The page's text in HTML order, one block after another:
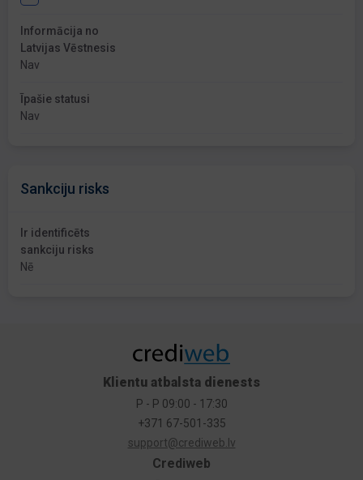
Informācija no
Latvijas Vēstnesis
Nav
Īpašie statusi
Nav
Sankciju risks
Ir identificēts
sankciju risks
Nē
Crediweb
Klientu atbalsta dienests
P - P 09:00 - 17:30
+371 67-501-335
support@crediweb.lv